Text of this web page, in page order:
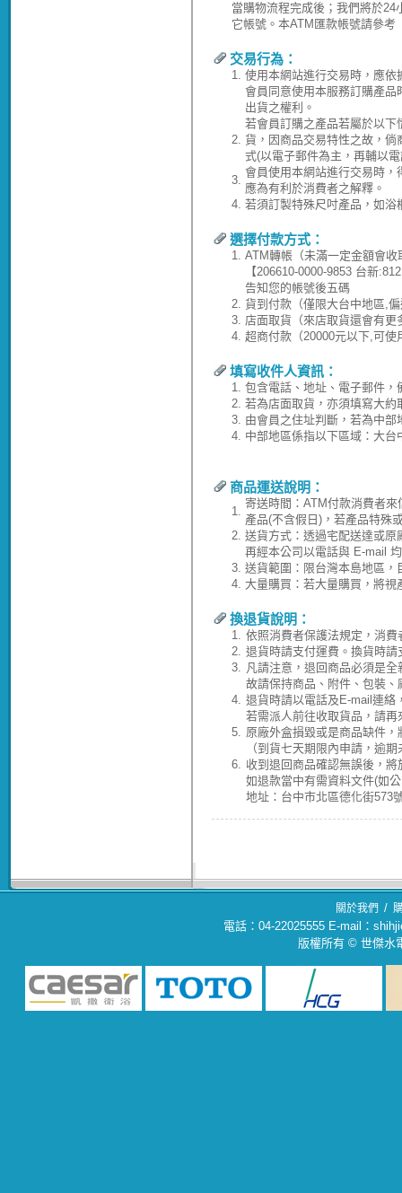
當購物流程完成後；我們將於
它帳號。本ATM匯款帳號請參考
交易行為：
1. 使用本網站進行交易時，應
會員同意使用本服務訂購產
出貨之權利。
2.
若會員訂購之產品若屬於以
貨，因商品交易特性之故，
式(以電子郵件為主，再輔以
3.
會員使用本網站進行交易時
應為有利於消費者之解釋。
4. 若須訂製特殊尺吋產品，如
選擇付款方式：
1. ATM轉帳（未滿一定金額會
【206610-0000-9853 台新
告知您的帳號後五碼
2. 貨到付款（僅限大台中地區,
3. 店面取貨（來店取貨還會有更
4. 超商付款（20000元以下,可
填寫收件人資訊：
1. 包含電話、地址、電子郵件
2. 若為店面取貨，亦須填寫大
3. 由會員之住址判斷，若為中部
4. 中部地區係指以下區域：大台
商品運送說明：
1.
寄送時間：ATM付款消費者
產品(不含假日)，若產品特殊
2. 送貨方式：透過宅配送達或
再經本公司以電話與 E-mail
3. 送貨範圍：限台灣本島地區
4. 大量購買：若大量購買，將
換退貨說明：
1. 依照消費者保護法規定，消
2. 退貨時請支付運費。換貨時
3. 凡請注意，退回商品必須是
故請保持商品、附件、包裝
4. 退貨時請以電話及E-mail連絡
若需派人前往收取貨品，請
5. 原廠外盒損毀或是商品缺件
（到貨七天期限內申請，逾
6. 收到退回商品確認無誤後，
如退款當中有需資料文件(如
地址：台中市北區德化街573
關於我們 /
電話：04-22025555 E-mail：
版權所有 © 世傑水